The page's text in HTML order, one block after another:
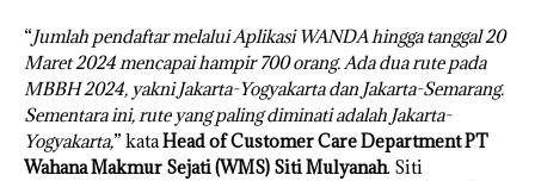
“Jumlah pendaftar melalui Aplikasi WANDA hingga tanggal 20
Maret 2024 mencapai hampir 700 orang. Ada dua rute pada
MBBH 2024, yakni Jakarta-Yogyakarta dan Jakarta-Semarang.
Sementara ini, rute yang paling diminati adalah Jakarta-
Yogyakarta,” kataHead of Customer Care Department PT
Wahana Makmur Sejati (WMS) Siti Mulyanah. Siti